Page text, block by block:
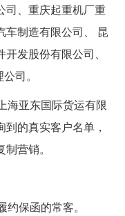
司、重庆起重机厂重
车制造有限公司、 昆
发股份有限公司、
司。
海亚东国际货运有限
的真实客户名单，
营销。
保函的常客。